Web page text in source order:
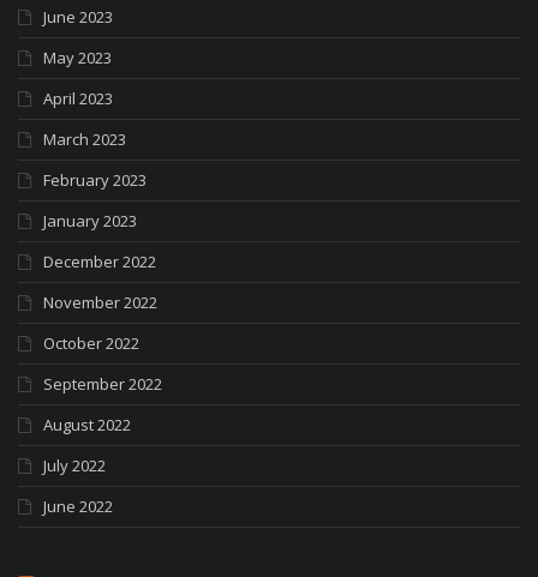
June 2023
May 2023
April 2023
March 2023
February 2023
January 2023
December 2022
November 2022
October 2022
September 2022
August 2022
July 2022
June 2022